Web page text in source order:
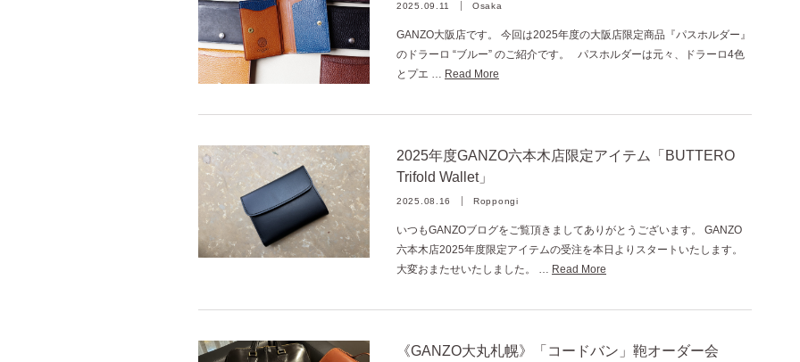
2025.09.11 Osaka
GANZO大阪店です。 今回は2025年度の大阪店限定商品『パスホルダー』
のドラーロ “ブルー” のご紹介です。 パスホルダーは元々、ドラーロ4色
とプエ … Read More
2025年度GANZO六本木店限定アイテム「BUTTERO
Trifold Wallet」
2025.08.16 Roppongi
いつもGANZOブログをご覧頂きましてありがとうございます。 GANZO
六本木店2025年度限定アイテムの受注を本日よりスタートいたします。
大変おまたせいたしました。 … Read More
《GANZO大丸札幌》「コードバン」鞄オーダー会